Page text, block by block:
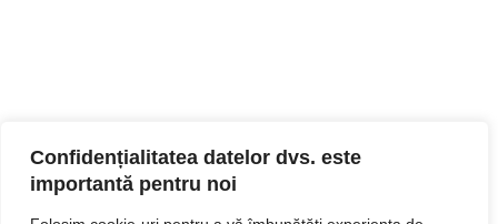
Confidențialitatea datelor dvs. este
importantă pentru noi